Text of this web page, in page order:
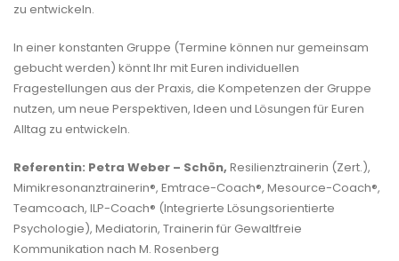
zu entwickeln.
In einer konstanten Gruppe (Termine können nur gemeinsam
gebucht werden) könnt Ihr mit Euren individuellen
Fragestellungen aus der Praxis, die Kompetenzen der Gruppe
nutzen, um neue Perspektiven, Ideen und Lösungen für Euren
Alltag zu entwickeln.
Referentin: Petra Weber – Schön, Resilienztrainerin (Zert.),
Mimikresonanztrainerin®, Emtrace-Coach®, Mesource-Coach®,
Teamcoach, ILP-Coach® (Integrierte Lösungsorientierte
Psychologie), Mediatorin, Trainerin für Gewaltfreie
Kommunikation nach M. Rosenberg